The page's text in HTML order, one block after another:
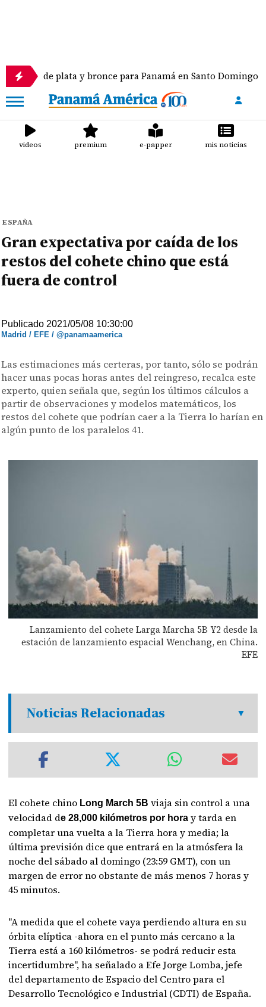
plata y bronce para Panamá en Santo Domingo 2026
videos premium e-papper mis noticias
ESPAÑA
Gran expectativa por caída de los
restos del cohete chino que está
fuera de control
Publicado 2021/05/08 10:30:00
Madrid / EFE / @panamaamerica
Las estimaciones más certeras, por tanto, sólo se podrán
hacer unas pocas horas antes del reingreso, recalca este
experto, quien señala que, según los últimos cálculos a
partir de observaciones y modelos matemáticos, los
restos del cohete que podrían caer a la Tierra lo harían en
algún punto de los paralelos 41.
Lanzamiento del cohete Larga Marcha 5B Y2 desde la
estación de lanzamiento espacial Wenchang, en China.
EFE
Noticias Relacionadas
El cohete chino Long March 5B viaja sin control a una
velocidad de 28,000 kilómetros por hora y tarda en
completar una vuelta a la Tierra hora y media; la
última previsión dice que entrará en la atmósfera la
noche del sábado al domingo (23:59 GMT), con un
margen de error no obstante de más menos 7 horas y
45 minutos.
"A medida que el cohete vaya perdiendo altura en su
órbita elíptica -ahora en el punto más cercano a la
Tierra está a 160 kilómetros- se podrá reducir esta
incertidumbre", ha señalado a Efe Jorge Lomba, jefe
del departamento de Espacio del Centro para el
Desarrollo Tecnológico e Industrial (CDTI) de España.